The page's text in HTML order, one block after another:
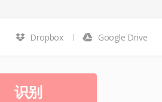
Dropbox Google Drive
识别